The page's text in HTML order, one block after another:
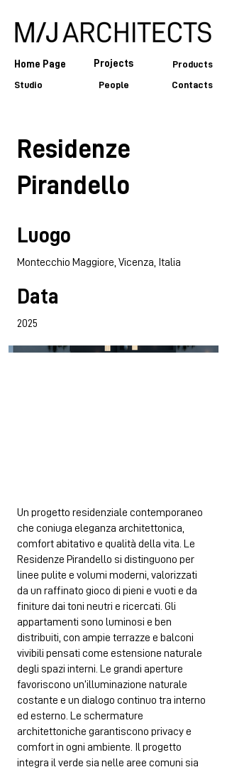
Home Page Projects Products
Studio People Contacts
Residenze
Pirandello
Luogo
Montecchio Maggiore, Vicenza, Italia
Data
2025
Un progetto residenziale contemporaneo
che coniuga eleganza architettonica,
comfort abitativo e qualità della vita. Le
Residenze Pirandello si distinguono per
linee pulite e volumi moderni, valorizzati
da un raffinato gioco di pieni e vuoti e da
finiture dai toni neutri e ricercati. Gli
appartamenti sono luminosi e ben
distribuiti, con ampie terrazze e balconi
vivibili pensati come estensione naturale
degli spazi interni. Le grandi aperture
favoriscono un’illuminazione naturale
costante e un dialogo continuo tra interno
ed esterno. Le schermature
architettoniche garantiscono privacy e
comfort in ogni ambiente. Il progetto
integra il verde sia nelle aree comuni sia